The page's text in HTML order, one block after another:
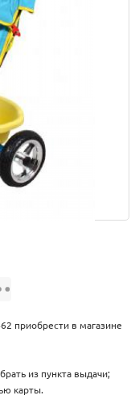
приобрести в магазине
из пункта выдачи;
карты.